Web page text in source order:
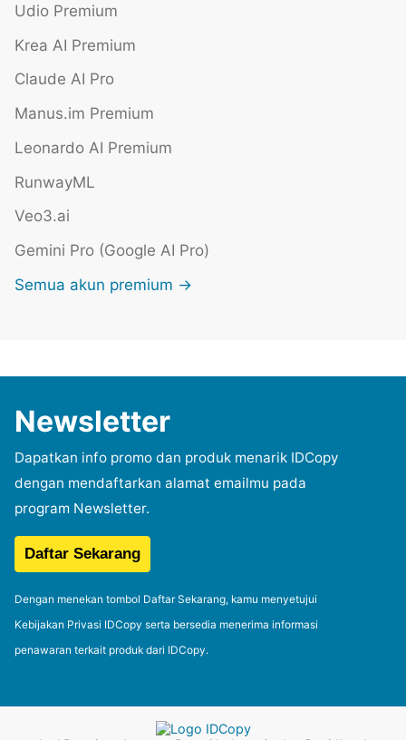
Udio Premium
Krea AI Premium
Claude AI Pro
Manus.im Premium
Leonardo AI Premium
RunwayML
Veo3.ai
Gemini Pro (Google AI Pro)
Semua akun premium →
Newsletter
Dapatkan info promo dan produk menarik IDCopy
dengan mendaftarkan alamat emailmu pada
program Newsletter.
Dengan menekan tombol Daftar Sekarang, kamu menyetujui
Kebijakan Privasi IDCopy serta bersedia menerima informasi
penawaran terkait produk dari IDCopy.